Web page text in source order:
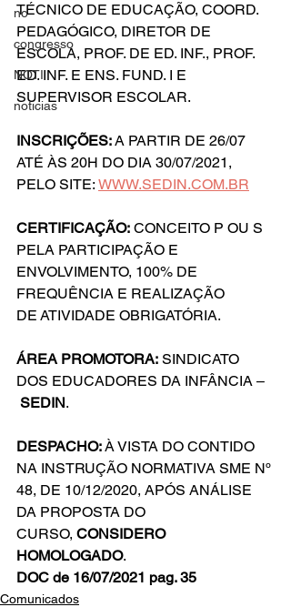
no
congresso
NOTI
noticias
TÉCNICO DE EDUCAÇÃO, COORD.
PEDAGÓGICO, DIRETOR DE
ESCOLA, PROF. DE ED. INF., PROF.
ED. INF. E ENS. FUND. I E
SUPERVISOR ESCOLAR.
INSCRIÇÕES: A PARTIR DE 26/07
ATÉ ÀS 20H DO DIA 30/07/2021,
PELO SITE: WWW.SEDIN.COM.BR
CERTIFICAÇÃO: CONCEITO P OU S
PELA PARTICIPAÇÃO E
ENVOLVIMENTO, 100% DE
FREQUÊNCIA E REALIZAÇÃO
DE ATIVIDADE OBRIGATÓRIA.
ÁREA PROMOTORA: SINDICATO
DOS EDUCADORES DA INFÂNCIA –
SEDIN.
DESPACHO: À VISTA DO CONTIDO
NA INSTRUÇÃO NORMATIVA SME Nº
48, DE 10/12/2020, APÓS ANÁLISE
DA PROPOSTA DO
CURSO, CONSIDERO
HOMOLOGADO.
DOC de 16/07/2021 pag. 35
Comunicados